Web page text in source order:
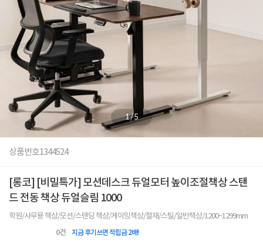
1/5
상품번호1344524
[롱코] [비밀특가] 모션데스크 듀얼모터 높이조절책상 스탠
드 전동 책상 듀얼슬림 1000
학원/사무용 책상/모션/스탠딩 책상/게이밍책상/철재/스틸/일반책상/1200~1299mm
0건 지금 후기쓰면 적립금 2배!